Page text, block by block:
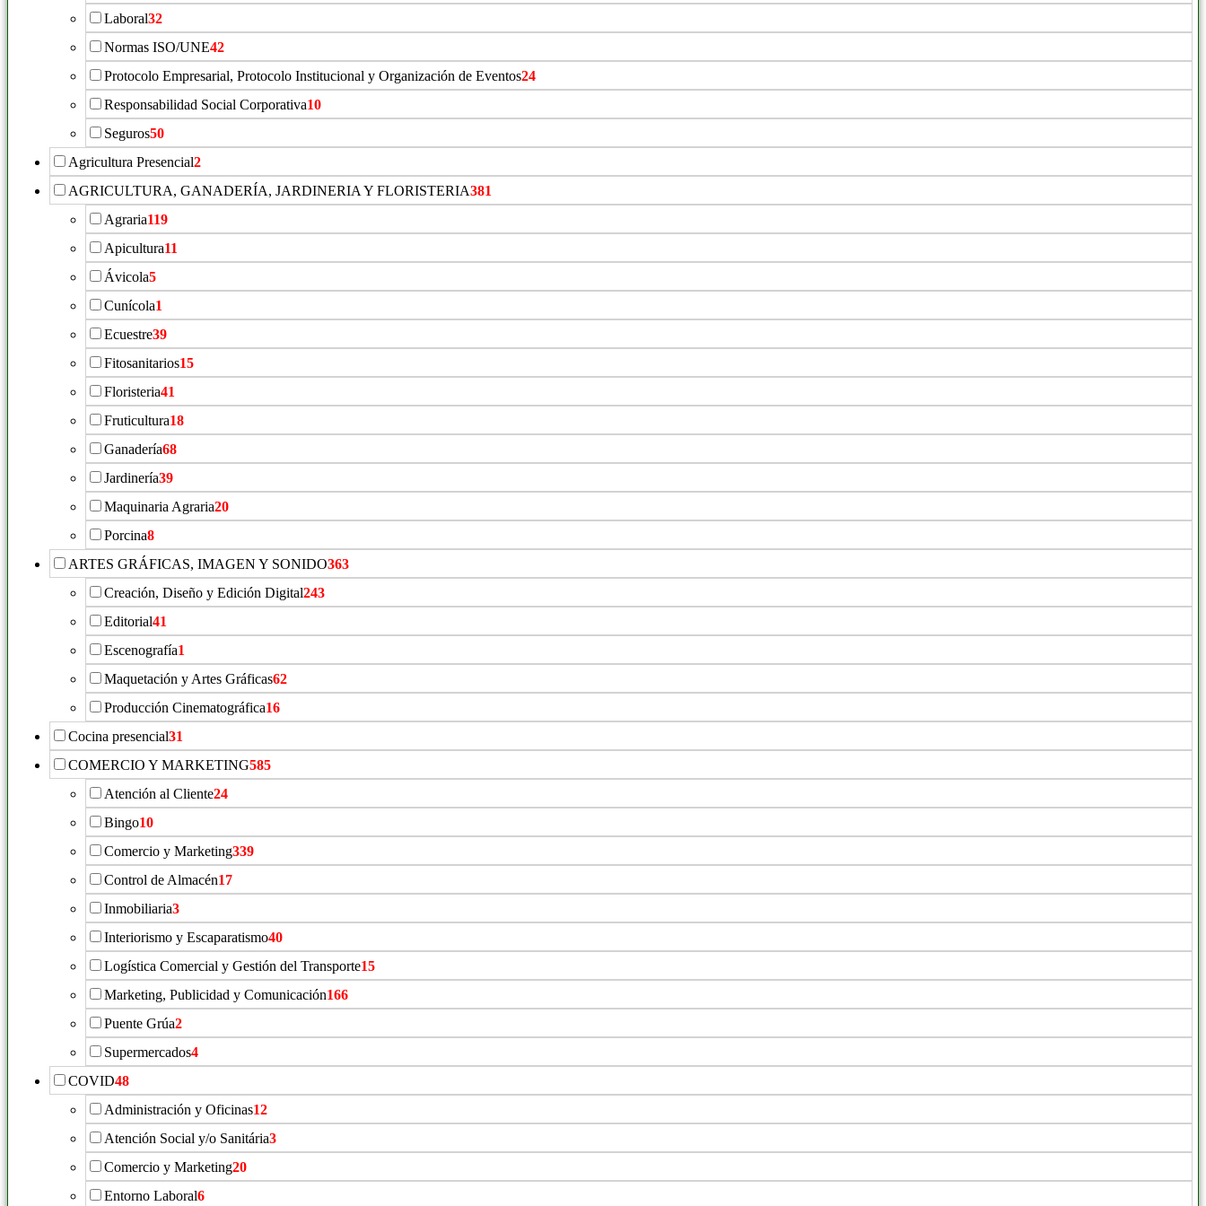
Laboral32
Normas ISO/UNE42
Protocolo Empresarial, Protocolo Institucional y Organización de Eventos24
Responsabilidad Social Corporativa10
Seguros50
Agricultura Presencial2
AGRICULTURA, GANADERÍA, JARDINERIA Y FLORISTERIA381
Agraria119
Apicultura11
Ávicola5
Cunícola1
Ecuestre39
Fitosanitarios15
Floristeria41
Fruticultura18
Ganadería68
Jardinería39
Maquinaria Agraria20
Porcina8
ARTES GRÁFICAS, IMAGEN Y SONIDO363
Creación, Diseño y Edición Digital243
Editorial41
Escenografía1
Maquetación y Artes Gráficas62
Producción Cinematográfica16
Cocina presencial31
COMERCIO Y MARKETING585
Atención al Cliente24
Bingo10
Comercio y Marketing339
Control de Almacén17
Inmobiliaria3
Interiorismo y Escaparatismo40
Logística Comercial y Gestión del Transporte15
Marketing, Publicidad y Comunicación166
Puente Grúa2
Supermercados4
COVID48
Administración y Oficinas12
Atención Social y/o Sanitária3
Comercio y Marketing20
Entorno Laboral6